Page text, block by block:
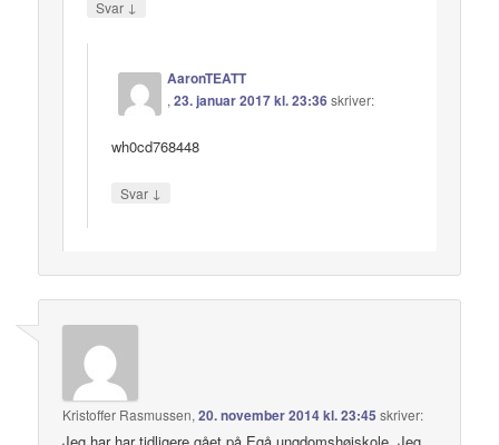
Svar ↓
AaronTEATT
,23. januar 2017 kl. 23:36 skriver:
wh0cd768448
Svar ↓
Kristoffer Rasmussen,20. november 2014 kl. 23:45 skriver:
Jeg har har tidligere gået på Egå ungdomshøjskole. Jeg